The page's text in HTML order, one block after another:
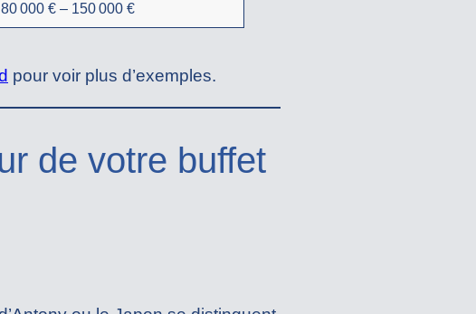
80 000 € – 150 000 €
pour voir plus d’exemples.
de votre buffet